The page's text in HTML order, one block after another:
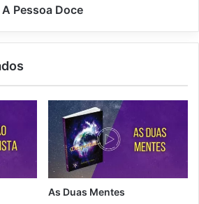
A Pessoa Doce
As Duas Mentes